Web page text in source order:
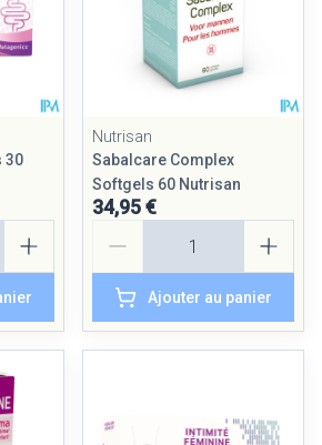
30
Nutrisan
Sabalcare Complex
Softgels 60 Nutrisan
34,95 €
Ajouter au panier